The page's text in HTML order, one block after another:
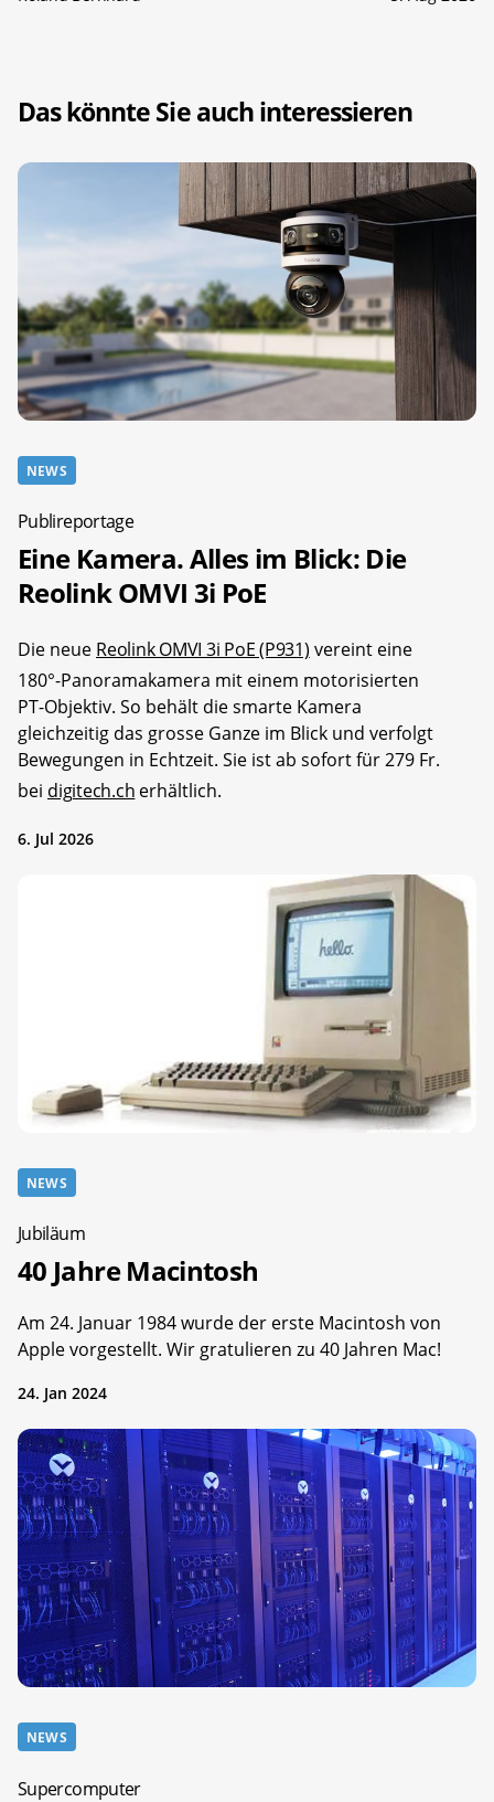
Das könnte Sie auch interessieren
NEWS
Publireportage
Eine Kamera. Alles im Blick: Die
Reolink OMVI 3i PoE
Die neue Reolink OMVI 3i PoE (P931) vereint eine
180°-Panoramakamera mit einem motorisierten
PT-Objektiv. So behält die smarte Kamera
gleichzeitig das grosse Ganze im Blick und verfolgt
Bewegungen in Echtzeit. Sie ist ab sofort für 279 Fr.
bei digitech.ch erhältlich.
6. Jul 2026
NEWS
Jubiläum
40 Jahre Macintosh
Am 24. Januar 1984 wurde der erste Macintosh von
Apple vorgestellt. Wir gratulieren zu 40 Jahren Mac!
24. Jan 2024
NEWS
Supercomputer